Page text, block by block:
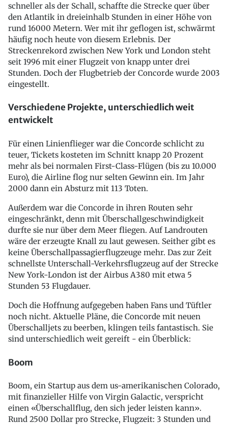
schneller als der Schall, schaffte die Strecke quer über
den Atlantik in dreieinhalb Stunden in einer Höhe von
rund 16000 Metern. Wer mit ihr geflogen ist, schwärmt
häufig noch heute von diesem Erlebnis. Der
Streckenrekord zwischen New York und London steht
seit 1996 mit einer Flugzeit von knapp unter drei
Stunden. Doch der Flugbetrieb der Concorde wurde 2003
eingestellt.
Verschiedene Projekte, unterschiedlich weit
entwickelt
Für einen Linienflieger war die Concorde schlicht zu
teuer, Tickets kosteten im Schnitt knapp 20 Prozent
mehr als bei normalen First-Class-Flügen (bis zu 10.000
Euro), die Airline flog nur selten Gewinn ein. Im Jahr
2000 dann ein Absturz mit 113 Toten.
Außerdem war die Concorde in ihren Routen sehr
eingeschränkt, denn mit Überschallgeschwindigkeit
durfte sie nur über dem Meer fliegen. Auf Landrouten
wäre der erzeugte Knall zu laut gewesen. Seither gibt es
keine Überschallpassagierflugzeuge mehr. Das zur Zeit
schnellste Unterschall-Verkehrsflugzeug auf der Strecke
New York-London ist der Airbus A380 mit etwa 5
Stunden 53 Flugdauer.
Doch die Hoffnung aufgegeben haben Fans und Tüftler
noch nicht. Aktuelle Pläne, die Concorde mit neuen
Überschalljets zu beerben, klingen teils fantastisch. Sie
sind unterschiedlich weit gereift - ein Überblick:
Boom
Boom, ein Startup aus dem us-amerikanischen Colorado,
mit finanzieller Hilfe von Virgin Galactic, verspricht
einen «Überschallflug, den sich jeder leisten kann».
Rund 2500 Dollar pro Strecke, Flugzeit: 3 Stunden und